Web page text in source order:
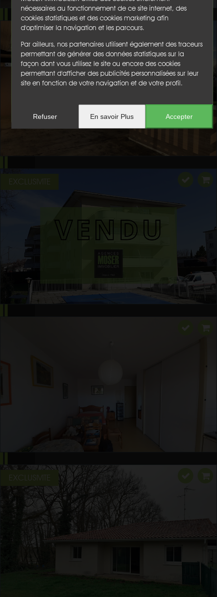
nécessaires au fonctionnement de ce site internet, des
cookies statistiques et des cookies marketing afin
d'optimiser la navigation et les parcours.
Par ailleurs, nos partenaires utilisent également des traceurs
permettant de générer des données statistiques sur la
façon dont vous utilisez le site ou encore des cookies
permettant d'afficher des publicités personnalisées sur leur
site en fonction de votre navigation et de votre profil.
Refuser En savoir Plus Accepter
EXCLUSIVITE
EXCLUSIVITE